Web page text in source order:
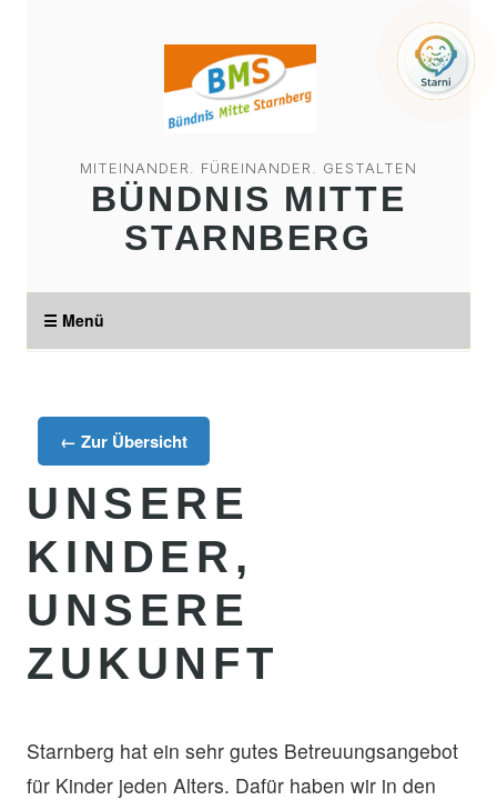
MITEINANDER. FÜREINANDER. GESTALTEN
BÜNDNIS MITTE
STARNBERG
☰ Menü
← Zur Übersicht
UNSERE
KINDER,
UNSERE
ZUKUNFT
Starnberg hat ein sehr gutes Betreuungsangebot
für Kinder jeden Alters. Dafür haben wir in den